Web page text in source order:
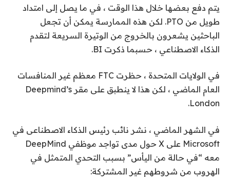
يتم دفع بعضها خلال هذا الوقت ، في ما يصل إلى امتداد
طويل من PTO. لكن هذه الممارسة يمكن أن تجعل
الباحثين يشعرون بالخروج من الوتيرة السريعة لتقدم
الذكاء الاصطناعي ، حسبما ذكرت BI.
في الولايات المتحدة ، حظرت FTC معظم غير المنافسات
العام الماضي ، لكن هذا لا ينطبق على مقر Deepmind’s
London.
في الشهر الماضي ، نشر نائب رئيس الذكاء الاصطناعى في
Microsoft على X حول مدى تواجد موظفي DeepMind
معه “في حالة من اليأس” بسبب التحدي المتمثل في
الهروب من شروطهم غير المشتركة: